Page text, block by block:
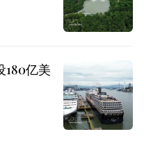
180亿美